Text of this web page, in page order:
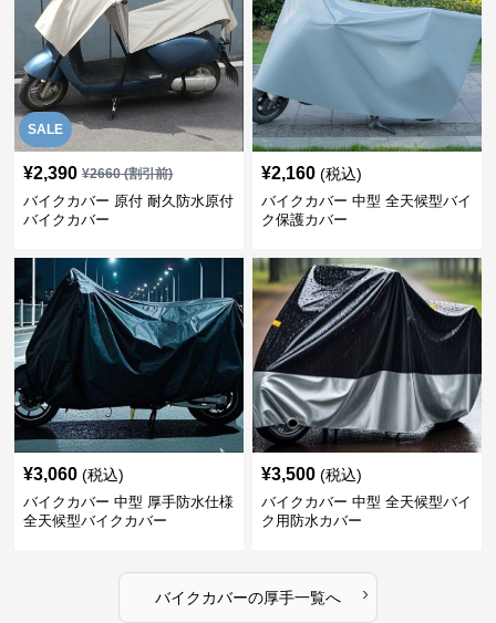
SALE
¥2,390 ¥2660(割引前)
バイクカバー 原付 耐久防水原付
バイクカバー
¥2,160 (税込)
バイクカバー 中型 全天候型バイ
ク保護カバー
¥3,060 (税込)
バイクカバー 中型 厚手防水仕様
全天候型バイクカバー
¥3,500 (税込)
バイクカバー 中型 全天候型バイ
ク用防水カバー
バイクカバーの厚手一覧へ ›